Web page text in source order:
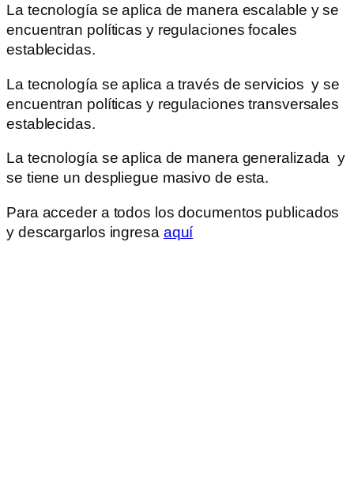
La tecnología se aplica de manera escalable y se
encuentran políticas y regulaciones focales
establecidas.
La tecnología se aplica a través de servicios y se
encuentran políticas y regulaciones transversales
establecidas.
La tecnología se aplica de manera generalizada y
se tiene un despliegue masivo de esta.
Para acceder a todos los documentos publicados
y descargarlos ingresa aquí